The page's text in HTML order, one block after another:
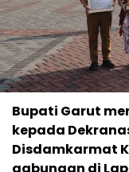
Bupati Garut
kepada
Disdamkarmat